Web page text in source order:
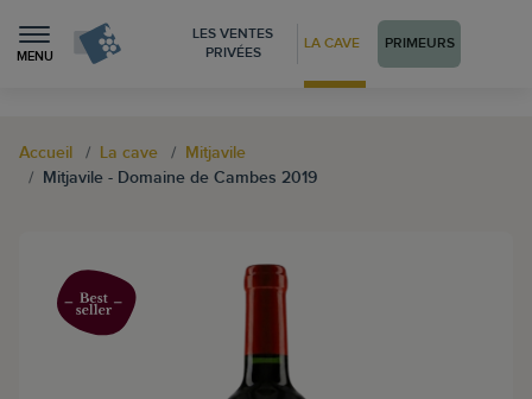
MENU
LES VENTES
PRIVÉES
LA CAVE PRIMEURS
Accueil La cave
Mitjavile
Mitjavile - Domaine de Cambes 2019